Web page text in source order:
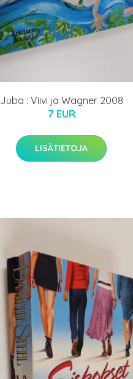
Juba : Viivi ja Wagner 2008
7 EUR
LISÄTIETOJA